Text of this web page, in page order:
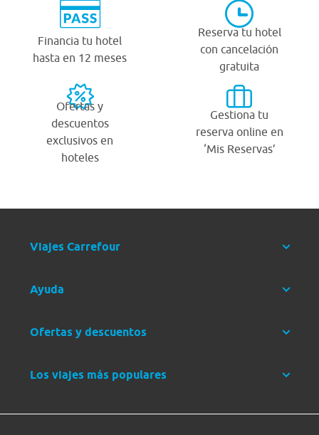
Financia tu hotel
hasta en 12 meses
Reserva tu hotel
con cancelación
gratuita
Ofertas y
descuentos
exclusivos en
hoteles
Gestiona tu
reserva online en
‘Mis Reservas’
Viajes Carrefour
Ayuda
Ofertas y descuentos
Los viajes más populares